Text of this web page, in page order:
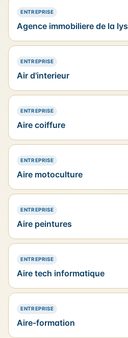
ENTREPRISE— PRÉSENCE SIMPLE
Agence immobiliere de la lys
ENTREPRISE— PRÉSENCE SIMPLE
Air d'interieur
ENTREPRISE— PRÉSENCE SIMPLE
Aire coiffure
ENTREPRISE— PRÉSENCE SIMPLE
Aire motoculture
ENTREPRISE— PRÉSENCE SIMPLE
Aire peintures
ENTREPRISE— PRÉSENCE SIMPLE
Aire tech informatique
ENTREPRISE— PRÉSENCE SIMPLE
Aire-formation